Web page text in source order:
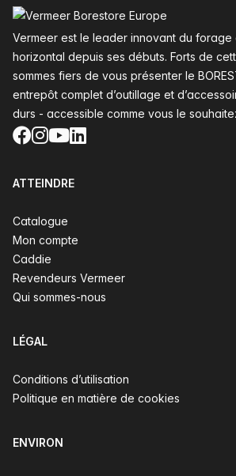
Vermeer est le leader innovant du forage
horizontal depuis ses débuts. Forts de
sommes fiers de vous présenter le
entrepôt complet d’outillage et
durs - accessible comme vous le
Facebook
Instagram
YouTube
LinkedIn
ATTEINDRE
Catalogue
Mon compte
Caddie
Revendeurs Vermeer
Qui sommes-nous
LÉGAL
Conditions d’utilisation
Politique en matière de cookies
ENVIRON